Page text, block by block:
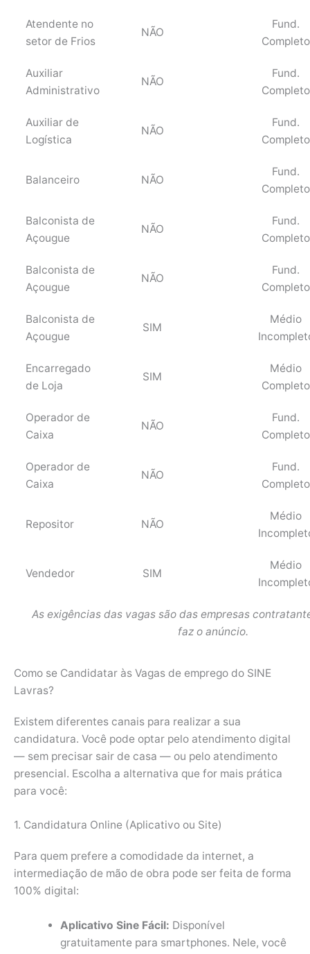
Atendente no
setor de Frios
NÃO
Fund.
Completo
Auxiliar
Administrativo
NÃO
Fund.
Completo
Auxiliar de
Logística
NÃO
Fund.
Completo
Balanceiro NÃO
Fund.
Completo
Balconista de
Açougue
NÃO
Fund.
Completo
Balconista de
Açougue
NÃO
Fund.
Completo
Balconista de
Açougue
SIM
Médio
Encarregado
de Loja
SIM
Médio
Completo
Operador de
Caixa
NÃO
Fund.
Completo
Operador de
Caixa
NÃO
Fund.
Completo
Repositor NÃO
Médio
Vendedor SIM
Médio
As exigências das vagas são das empresas
faz o anúncio.
Como se Candidatar às Vagas de emprego do SINE
Lavras?
Existem diferentes canais para realizar a sua
candidatura. Você pode optar pelo atendimento digital
— sem precisar sair de casa — ou pelo atendimento
presencial. Escolha a alternativa que for mais prática
para você:
1. Candidatura Online (Aplicativo ou Site)
Para quem prefere a comodidade da internet, a
intermediação de mão de obra pode ser feita de forma
100% digital:
Aplicativo Sine Fácil: Disponível
gratuitamente para smartphones. Nele, você